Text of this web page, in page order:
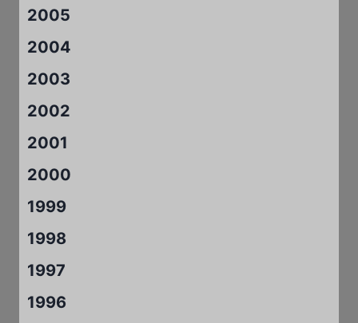
2005
2004
2003
2002
2001
2000
1999
1998
1997
1996